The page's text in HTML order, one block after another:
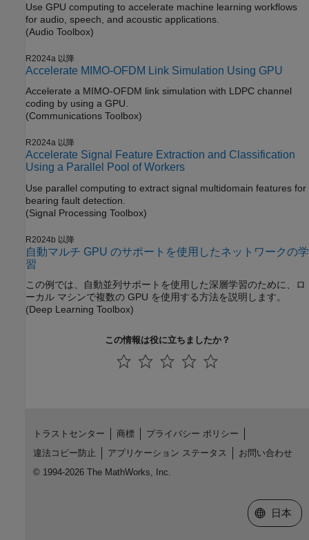
Use GPU computing to accelerate machine learning workflows
for audio, speech, and acoustic applications.
(Audio Toolbox)
R2024a 以降
Accelerate MIMO-OFDM Link Simulation Using GPU
Accelerate a MIMO-OFDM link simulation with LDPC channel
coding by using a GPU.
(Communications Toolbox)
R2024a 以降
Accelerate Signal Feature Extraction and Classification
Using a Parallel Pool of Workers
Use parallel computing to extract signal multidomain features for
bearing fault detection.
(Signal Processing Toolbox)
R2024b 以降
自動マルチ GPU のサポートを使用したネットワークの学
習
この例では、自動並列サポートを使用した深層学習のために、ロ
ーカル マシンで複数の GPU を使用する方法を説明します。
(Deep Learning Toolbox)
この情報は役に立ちましたか？
トラストセンター 商標
プライバシー ポリシー
違法コピー防止
アプリケーション ステータス
お問い合わせ
© 1994-2026 The MathWorks, Inc.
Web サイ
日本